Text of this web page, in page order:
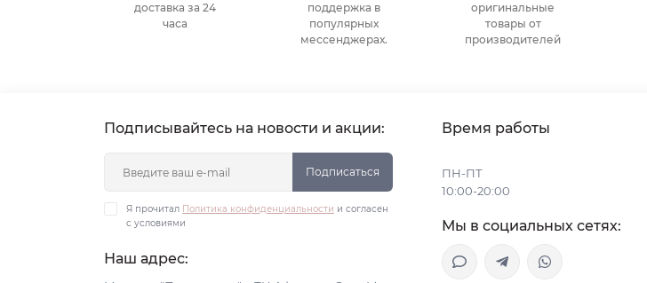
доставка за 24
часа
поддержка в
популярных
мессенджерах.
оригинальные
товары от
производителей
Подписывайтесь на новости и акции:
Подписаться
Я прочитал Политика конфиденциальности и согласен
с условиями
Наш адрес:
Время работы
ПН-ПТ
10:00-20:00
Мы в социальных сетях: